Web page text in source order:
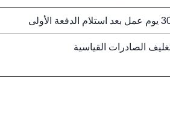
استلام الدفعة الأولى
الصادرات القياسية